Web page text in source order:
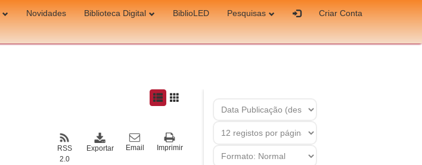
Novidades Biblioteca Digital BiblioLED Pesquisas
Criar Conta
Imprimir
Email
Exportar
RSS
2.0